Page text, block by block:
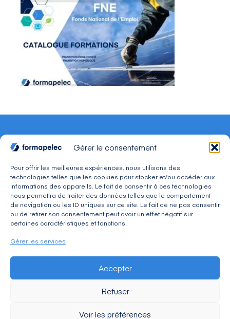
Gérer le consentement
Pour offrir les meilleures expériences, nous utilisons des
technologies telles que les cookies pour stocker et/ou accéder aux
informations des appareils. Le fait de consentir à ces technologies
nous permettra de traiter des données telles que le comportement
de navigation ou les ID uniques sur ce site. Le fait de ne pas consentir
ou de retirer son consentement peut avoir un effet négatif sur
certaines caractéristiques et fonctions.
Gérer les services
Accepter
Refuser
Voir les préférences
CONTACT
Adresse : 30, avenue du Président Wilson 94234
CACHAN Cedex
Téléphone : 01 49 08 03 03
Mail : commercial@formapelec.fr
ESPACE TÉLÉCHARGEMENT
ESPACE RECRUTEMENT